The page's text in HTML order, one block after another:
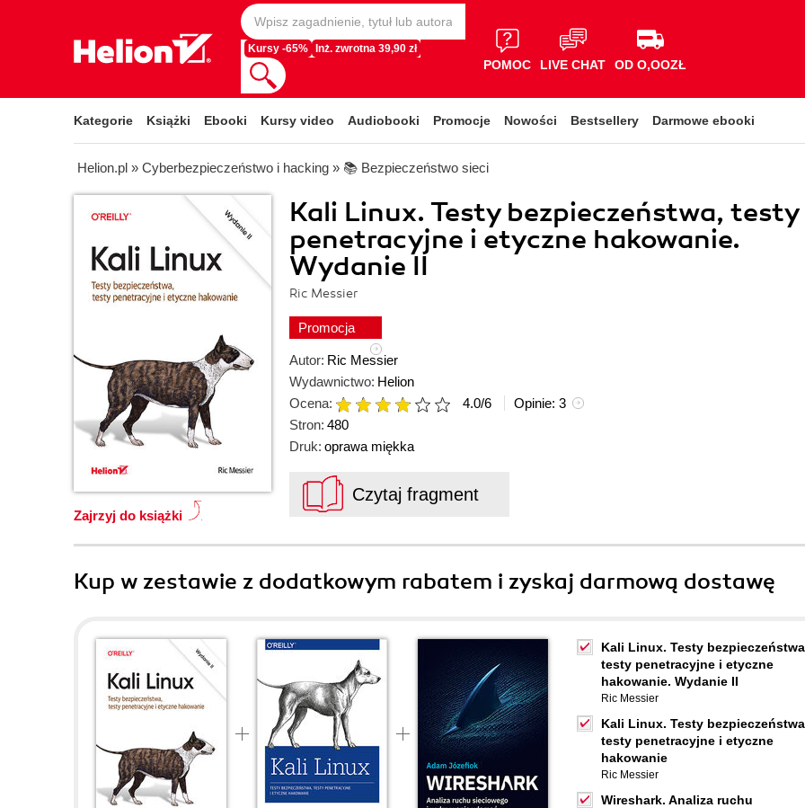
Kursy -65% Inż. zwrotna 39,90 zł
POMOC LIVE CHAT OD O,OOZŁ
Kategorie Książki Ebooki Kursy video Audiobooki Promocje Nowości Bestsellery Darmowe ebooki
Helion.pl » Cyberbezpieczeństwo i hacking » 📚 Bezpieczeństwo sieci
Kali Linux. Testy bezpieczeństwa, testy
penetracyjne i etyczne hakowanie.
Wydanie II
Ric Messier
Promocja
Zajrzyj do książki
Autor: Ric Messier
Wydawnictwo: Helion
Ocena:
4.0/6 Opinie: 3
Stron: 480
Druk: oprawa miękka
Czytaj fragment
Kup w zestawie z dodatkowym rabatem i zyskaj darmową dostawę
Kali Linux. Testy
testy penetracyjne i etyczne
hakowanie. Wydanie II
Ric Messier
Kali Linux. Testy
testy penetracyjne i etyczne
hakowanie
Ric Messier
Wireshark. Analiza ruchu